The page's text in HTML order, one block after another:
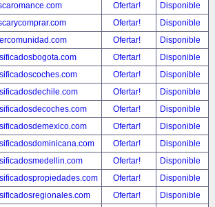
Ofertar!
Disponible
Ofertar!
Disponible
Ofertar!
Disponible
Ofertar!
Disponible
Ofertar!
Disponible
Ofertar!
Disponible
Ofertar!
Disponible
Ofertar!
Disponible
Ofertar!
Disponible
Ofertar!
Disponible
Ofertar!
Disponible
Ofertar!
Disponible